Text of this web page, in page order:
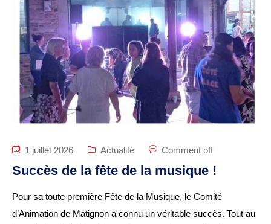
Déchèterie
Enfance, Jeunesse et
seniors
ENFANCE JEUNESSE
La crèche
1 juillet 2026 Actualité Comment off
Succès de la fête de la musique !
Pour sa toute première Fête de la Musique, le Comité
d’Animation de Matignon a connu un véritable succès. Tout au